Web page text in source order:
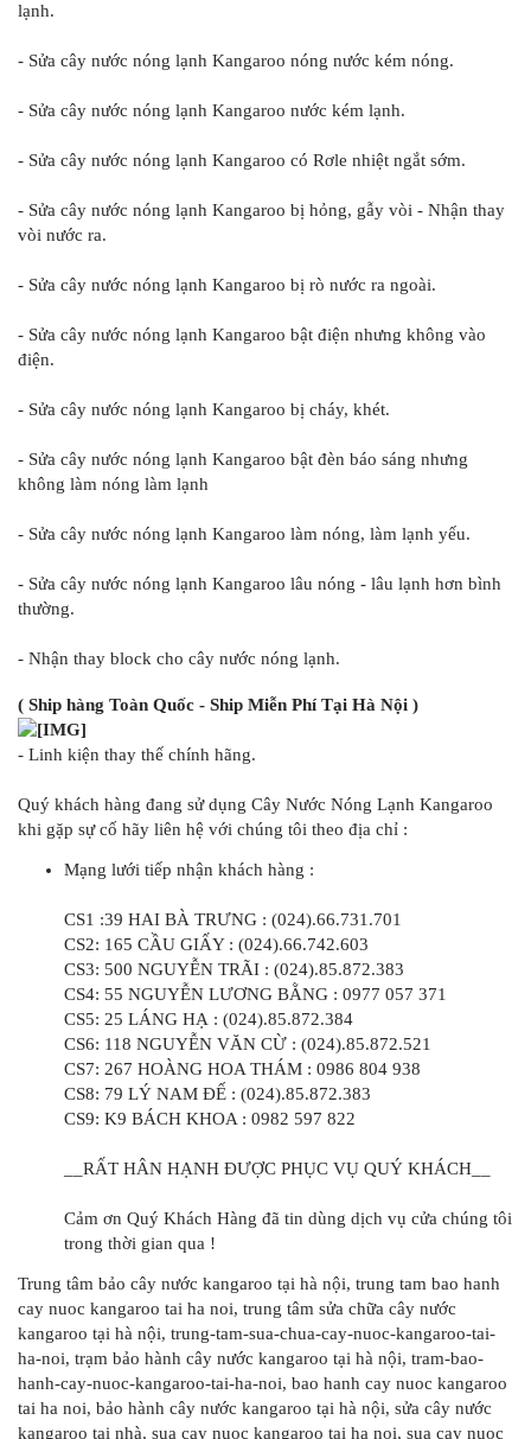
lạnh.
- Sửa cây nước nóng lạnh Kangaroo nóng nước kém nóng.
- Sửa cây nước nóng lạnh Kangaroo nước kém lạnh.
- Sửa cây nước nóng lạnh Kangaroo có Rơle nhiệt ngắt sớm.
- Sửa cây nước nóng lạnh Kangaroo bị hỏng, gẫy vòi - Nhận thay
vòi nước ra.
- Sửa cây nước nóng lạnh Kangaroo bị rò nước ra ngoài.
- Sửa cây nước nóng lạnh Kangaroo bật điện nhưng không vào
điện.
- Sửa cây nước nóng lạnh Kangaroo bị cháy, khét.
- Sửa cây nước nóng lạnh Kangaroo bật đèn báo sáng nhưng
không làm nóng làm lạnh
- Sửa cây nước nóng lạnh Kangaroo làm nóng, làm lạnh yếu.
- Sửa cây nước nóng lạnh Kangaroo lâu nóng - lâu lạnh hơn bình
thường.
- Nhận thay block cho cây nước nóng lạnh.
( Ship hàng Toàn Quốc - Ship Miễn Phí Tại Hà Nội )
- Linh kiện thay thế chính hãng.
Quý khách hàng đang sử dụng Cây Nước Nóng Lạnh Kangaroo
khi gặp sự cố hãy liên hệ với chúng tôi theo địa chỉ :
Mạng lưới tiếp nhận khách hàng :
CS1 :39 HAI BÀ TRƯNG : (024).66.731.701
CS2: 165 CẦU GIẤY : (024).66.742.603
CS3: 500 NGUYỄN TRÃI : (024).85.872.383
CS4: 55 NGUYỄN LƯƠNG BẰNG : 0977 057 371
CS5: 25 LÁNG HẠ : (024).85.872.384
CS6: 118 NGUYỄN VĂN CỪ : (024).85.872.521
CS7: 267 HOÀNG HOA THÁM : 0986 804 938
CS8: 79 LÝ NAM ĐẾ : (024).85.872.383
CS9: K9 BÁCH KHOA : 0982 597 822
__RẤT HÂN HẠNH ĐƯỢC PHỤC VỤ QUÝ KHÁCH__
Cảm ơn Quý Khách Hàng đã tin dùng dịch vụ cửa chúng tôi
trong thời gian qua !
Trung tâm bảo cây nước kangaroo tại hà nội, trung tam bao hanh
cay nuoc kangaroo tai ha noi, trung tâm sửa chữa cây nước
kangaroo tại hà nội, trung-tam-sua-chua-cay-nuoc-kangaroo-tai-
ha-noi, trạm bảo hành cây nước kangaroo tại hà nội, tram-bao-
hanh-cay-nuoc-kangaroo-tai-ha-noi, bao hanh cay nuoc kangaroo
tai ha noi, bảo hành cây nước kangaroo tại hà nội, sửa cây nước
kangaroo tại nhà, sua cay nuoc kangaroo tai ha noi, sua cay nuoc